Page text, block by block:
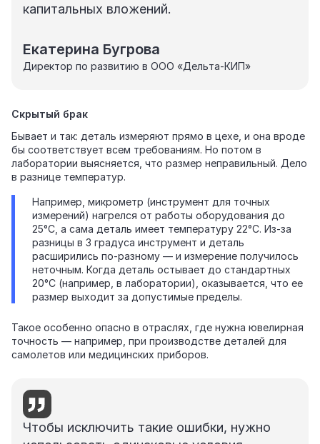
капитальных вложений.
Екатерина Бугрова
Директор по развитию в ООО «Дельта-КИП»
Скрытый брак
Бывает и так: деталь измеряют прямо в цехе, и она вроде
бы соответствует всем требованиям. Но потом в
лаборатории выясняется, что размер неправильный. Дело
в разнице температур.
Например, микрометр (инструмент для точных
измерений) нагрелся от работы оборудования до
25°C, а сама деталь имеет температуру 22°C. Из‑за
разницы в 3 градуса инструмент и деталь
расширились по‑разному — и измерение получилось
неточным. Когда деталь остывает до стандартных
20°C (например, в лаборатории), оказывается, что ее
размер выходит за допустимые пределы.
Такое особенно опасно в отраслях, где нужна ювелирная
точность — например, при производстве деталей для
самолетов или медицинских приборов.
Чтобы исключить такие ошибки, нужно